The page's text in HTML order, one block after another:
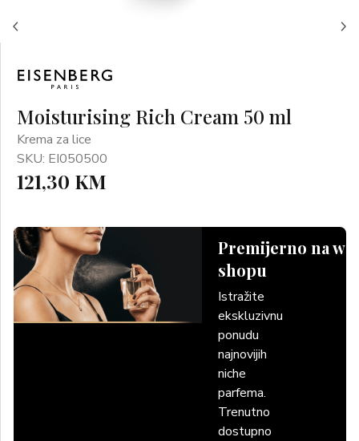
Moisturising Rich Cream 50 ml
Krema za lice
SKU: EI050500
121,30 KM
Premijerno na
shopu
Istražite
ekskluzivnu
ponudu
najnovijih
niche
parfema.
Trenutno
dostupno